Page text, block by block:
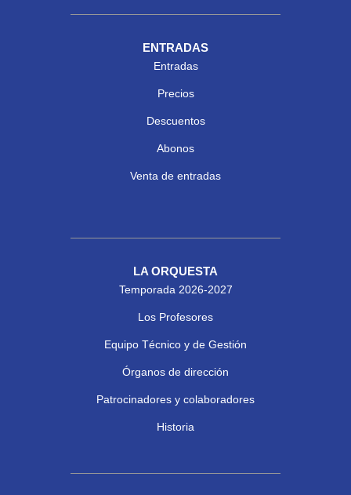
ENTRADAS
Entradas
Precios
Descuentos
Abonos
Venta de entradas
LA ORQUESTA
Temporada 2026-2027
Los Profesores
Equipo Técnico y de Gestión
Órganos de dirección
Patrocinadores y colaboradores
Historia